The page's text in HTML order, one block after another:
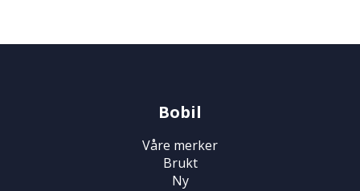
Bobil
Våre merker
Brukt
Ny